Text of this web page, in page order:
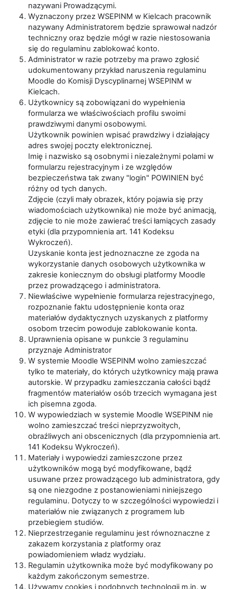
nazywani Prowadzącymi.
Wyznaczony przez WSEPINM w Kielcach pracownik
nazywany Administratorem będzie sprawował nadzór
techniczny oraz będzie mógł w razie niestosowania
się do regulaminu zablokować konto.
Administrator w razie potrzeby ma prawo zgłosić
udokumentowany przykład naruszenia regulaminu
Moodle do Komisji Dyscyplinarnej WSEPINM w
Kielcach.
Użytkownicy są zobowiązani do wypełnienia
formularza we właściwościach profilu swoimi
prawdziwymi danymi osobowymi.
Użytkownik powinien wpisać prawdziwy i działający
adres swojej poczty elektronicznej.
Imię i nazwisko są osobnymi i niezależnymi polami w
formularzu rejestracyjnym i ze względów
bezpieczeństwa tak zwany "login" POWINIEN być
różny od tych danych.
Zdjęcie (czyli mały obrazek, który pojawia się przy
wiadomościach użytkownika) nie może być animacją,
zdjęcie to nie może zawierać treści łamiących zasady
etyki (dla przypomnienia art. 141 Kodeksu
Wykroczeń).
Uzyskanie konta jest jednoznaczne ze zgoda na
wykorzystanie danych osobowych użytkownika w
zakresie koniecznym do obsługi platformy Moodle
przez prowadzącego i administratora.
Niewłaściwe wypełnienie formularza rejestracyjnego,
rozpoznanie faktu udostępnienie konta oraz
materiałów dydaktycznych uzyskanych z platformy
osobom trzecim powoduje zablokowanie konta.
Uprawnienia opisane w punkcie 3 regulaminu
przyznaje Administrator
W systemie Moodle WSEPINM wolno zamieszczać
tylko te materiały, do których użytkownicy mają prawa
autorskie. W przypadku zamieszczania całości bądź
fragmentów materiałów osób trzecich wymagana jest
ich pisemna zgoda.
W wypowiedziach w systemie Moodle WSEPINM nie
wolno zamieszczać treści nieprzyzwoitych,
obraźliwych ani obscenicznych (dla przypomnienia art.
141 Kodeksu Wykroczeń).
Materiały i wypowiedzi zamieszczone przez
użytkowników mogą być modyfikowane, bądź
usuwane przez prowadzącego lub administratora, gdy
są one niezgodne z postanowieniami niniejszego
regulaminu. Dotyczy to w szczególności wypowiedzi i
materiałów nie związanych z programem lub
przebiegiem studiów.
Nieprzestrzeganie regulaminu jest równoznaczne z
zakazem korzystania z platformy oraz
powiadomieniem władz wydziału.
Regulamin użytkownika może być modyfikowany po
każdym zakończonym semestrze.
Używamy cookies i podobnych technologii m.in. w